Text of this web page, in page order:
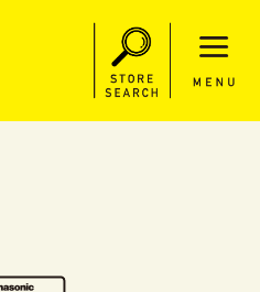
探す